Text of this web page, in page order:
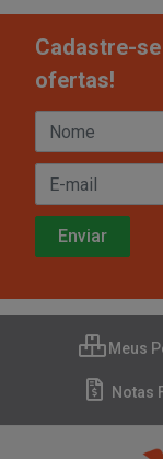
Cadastre-
ofertas!
Meus
Notas